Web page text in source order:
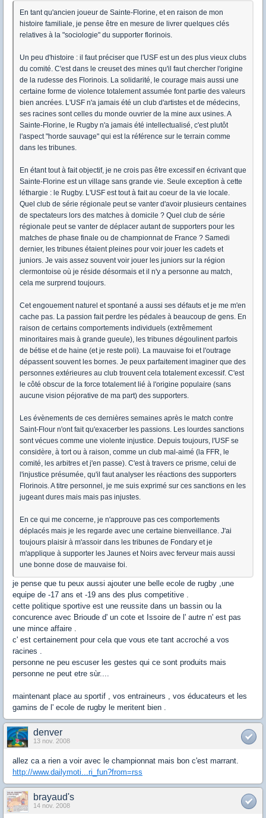
En tant qu'ancien joueur de Sainte-Florine, et en raison de mon
histoire familiale, je pense être en mesure de livrer quelques clés
relatives à la "sociologie" du supporter florinois.
Un peu d'histoire : il faut préciser que l'USF est un des plus vieux clubs
du comité. C'est dans le creuset des mines qu'il faut chercher l'origine
de la rudesse des Florinois. La solidarité, le courage mais aussi une
certaine forme de violence totalement assumée font partie des valeurs
bien ancrées. L'USF n'a jamais été un club d'artistes et de médecins,
ses racines sont celles du monde ouvrier de la mine aux usines. A
Sainte-Florine, le Rugby n'a jamais été intellectualisé, c'est plutôt
l'aspect "horde sauvage" qui est la référence sur le terrain comme
dans les tribunes.
En étant tout à fait objectif, je ne crois pas être excessif en écrivant que
Sainte-Florine est un village sans grande vie. Seule exception à cette
léthargie : le Rugby. L'USF est tout à fait au coeur de la vie locale.
Quel club de série régionale peut se vanter d'avoir plusieurs centaines
de spectateurs lors des matches à domicile ? Quel club de série
régionale peut se vanter de déplacer autant de supporters pour les
matches de phase finale ou de championnat de France ? Samedi
dernier, les tribunes étaient pleines pour voir jouer les cadets et
juniors. Je vais assez souvent voir jouer les juniors sur la région
clermontoise où je réside désormais et il n'y a personne au match,
cela me surprend toujours.
Cet engouement naturel et spontané a aussi ses défauts et je me m'en
cache pas. La passion fait perdre les pédales à beaucoup de gens. En
raison de certains comportements individuels (extrêmement
minoritaires mais à grande gueule), les tribunes dégoulinent parfois
de bétise et de haine (et je reste poli). La mauvaise foi et l'outrage
dépassent souvent les bornes. Je peux parfaitement imaginer que des
personnes extérieures au club trouvent cela totalement excessif. C'est
le côté obscur de la force totalement lié à l'origine populaire (sans
aucune vision péjorative de ma part) des supporters.
Les évènements de ces dernières semaines après le match contre
Saint-Flour n'ont fait qu'exacerber les passions. Les lourdes sanctions
sont vécues comme une violente injustice. Depuis toujours, l'USF se
considère, à tort ou à raison, comme un club mal-aimé (la FFR, le
comité, les arbitres et j'en passe). C'est à travers ce prisme, celui de
l'injustice présumée, qu'il faut analyser les réactions des supporters
Florinois. A titre personnel, je me suis exprimé sur ces sanctions en les
jugeant dures mais mais pas injustes.
En ce qui me concerne, je n'approuve pas ces comportements
déplacés mais je les regarde avec une certaine bienveillance. J'ai
toujours plaisir à m'assoir dans les tribunes de Fondary et je
m'applique à supporter les Jaunes et Noirs avec ferveur mais aussi
une bonne dose de mauvaise foi.
je pense que tu peux aussi ajouter une belle ecole de rugby ,une
equipe de -17 ans et -19 ans des plus competitive .
cette politique sportive est une reussite dans un bassin ou la
concurence avec Brioude d' un cote et Issoire de l' autre n' est pas
une mince affaire .
c' est certainement pour cela que vous ete tant accroché a vos
racines .
personne ne peu escuser les gestes qui ce sont produits mais
personne ne peut etre sùr....
maintenant place au sportif , vos entraineurs , vos éducateurs et les
gamins de l' ecole de rugby le meritent bien .
denver
13 nov. 2008
allez ca a rien a voir avec le championnat mais bon c'est marrant.
http://www.dailymoti...ri_fun?from=rss
brayaud's
14 nov. 2008